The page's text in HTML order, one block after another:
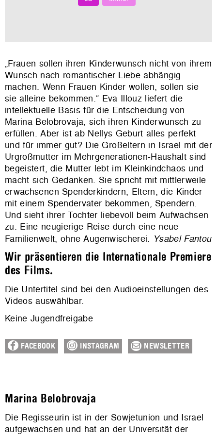
„Frauen sollen ihren Kinderwunsch nicht von ihrem
Wunsch nach romantischer Liebe abhängig
machen. Wenn Frauen Kinder wollen, sollen sie
sie alleine bekommen.“ Eva Illouz liefert die
intellektuelle Basis für die Entscheidung von
Marina Belobrovaja, sich ihren Kinderwunsch zu
erfüllen. Aber ist ab Nellys Geburt alles perfekt
und für immer gut? Die Großeltern in Israel mit der
Urgroßmutter im Mehrgenerationen-Haushalt sind
begeistert, die Mutter lebt im Kleinkindchaos und
macht sich Gedanken. Sie spricht mit mittlerweile
erwachsenen Spenderkindern, Eltern, die Kinder
mit einem Spendervater bekommen, Spendern.
Und sieht ihrer Tochter liebevoll beim Aufwachsen
zu. Eine neugierige Reise durch eine neue
Familienwelt, ohne Augenwischerei. Ysabel Fantou
Wir präsentieren die Internationale Premiere
des Films.
Die Untertitel sind bei den Audioeinstellungen des
Videos auswählbar.
Keine Jugendfreigabe
FACEBOOK INSTAGRAM NEWSLETTER
Marina Belobrovaja
Die Regisseurin ist in der Sowjetunion und Israel
aufgewachsen und hat an der Universität der